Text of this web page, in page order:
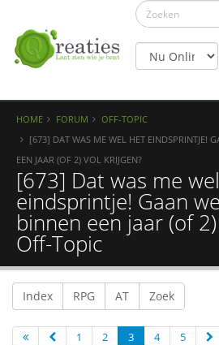
HOME FORUM
OFF-TOPIC
[673] DAT WAS ME WEL HET EINDSPRINTJE!
EEN JAAR (OF 2) VOL KRIJGEN?
[673] Dat was me
eindsprintje! Gaan
binnen een jaar (of
Off-Topic
Index RPG AT Zoek
1 2 3 4 5